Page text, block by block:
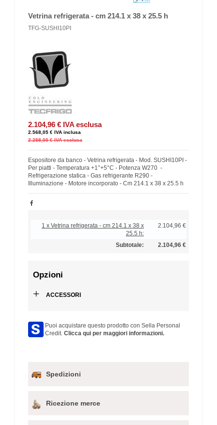
Vetrina refrigerata - cm 214.1 x 38 x 25.5 h
TFG-SUSHI10PI
2.104,96 € IVA esclusa
2.568,05 € IVA inclusa
2.288,00 € IVA esclusa
Espositore da banco - Vetrina refrigerata - Mod. SUSHI10PI -
Per piatti - Temperatura +1°+5°C - Potenza W270 -
Refrigerazione statica - Gas refrigerante R290 -
Illuminazione - Motore incorporato - Cm 214.1 x 38 x 25.5 h
1 x Vetrina refrigerata - cm 214.1 x 38 x
25.5 h:
2.104,96 €
Subtotale: 2.104,96 €
Opzioni
+ ACCESSORI
Puoi acquistare questo prodotto con Sella Personal
Credit. Clicca qui per maggiori informazioni.
Spedizioni
Ricezione merce